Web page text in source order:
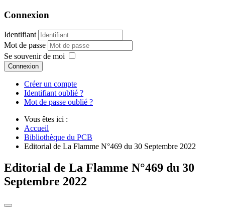
Connexion
Identifiant
Mot de passe
Se souvenir de moi
Connexion
Créer un compte
Identifiant oublié ?
Mot de passe oublié ?
Vous êtes ici :
Accueil
Bibliothèque du PCB
Editorial de La Flamme N°469 du 30 Septembre 2022
Editorial de La Flamme N°469 du 30
Septembre 2022